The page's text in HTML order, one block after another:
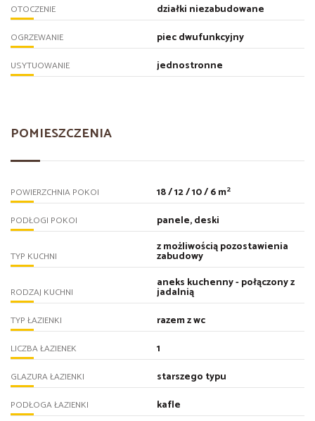
OTOCZENIE działki niezabudowane
OGRZEWANIE piec dwufunkcyjny
USYTUOWANIE jednostronne
POMIESZCZENIA
POWIERZCHNIA POKOI 18 / 12 / 10 / 6 m2
PODŁOGI POKOI panele, deski
TYP KUCHNI
z możliwością pozostawienia
zabudowy
RODZAJ KUCHNI
aneks kuchenny - połączony z
jadalnią
TYP ŁAZIENKI razem z wc
LICZBA ŁAZIENEK 1
GLAZURA ŁAZIENKI starszego typu
PODŁOGA ŁAZIENKI kafle